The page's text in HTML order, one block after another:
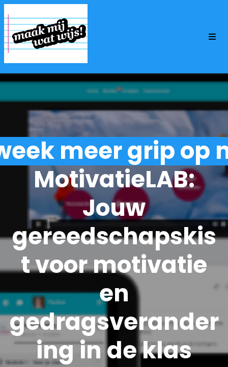
meer grip op
MotivatieLAB:
Jouw
gereedschapskis
t voor motivatie
en
gedragsverander
ing in de klas